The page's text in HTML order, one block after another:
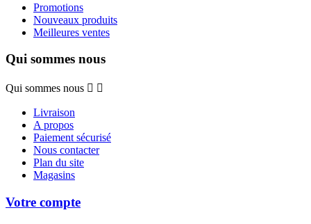
Promotions
Nouveaux produits
Meilleures ventes
Qui sommes nous
Qui sommes nous  
Livraison
A propos
Paiement sécurisé
Nous contacter
Plan du site
Magasins
Votre compte